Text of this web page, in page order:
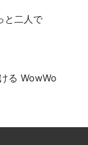
と二人で
る WowWo